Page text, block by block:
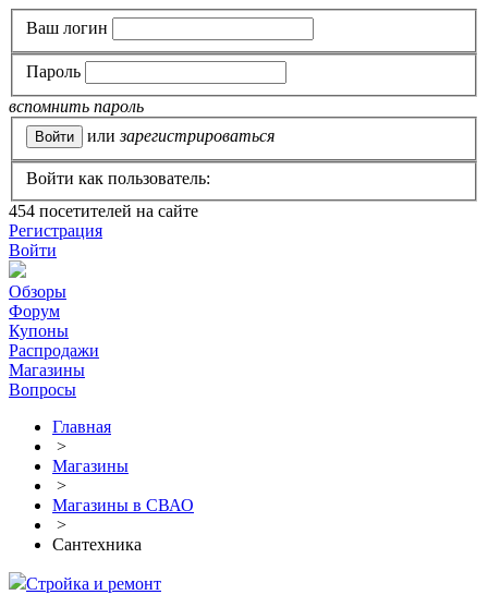
Ваш логин
Пароль
вспомнить пароль
или зарегистрироваться
Войти как пользователь:
454 посетителей на сайте
Регистрация
Войти
Обзоры
Форум
Купоны
Распродажи
Магазины
Вопросы
Главная
>
Магазины
>
Магазины в СВАО
>
Сантехника
Стройка и ремонт